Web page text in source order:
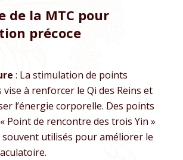
de la MTC pour
précoce
: La stimulation de points
vise à renforcer le Qi des Reins et
l’énergie corporelle. Des points
Point de rencontre des trois Yin »
souvent utilisés pour améliorer le